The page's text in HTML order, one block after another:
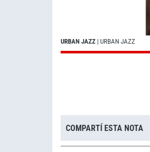
URBAN JAZZ | URBAN JAZZ
COMPARTÍ ESTA NOTA